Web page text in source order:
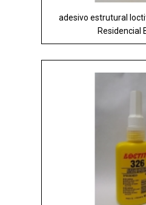
adesivo estrutural
Residencial